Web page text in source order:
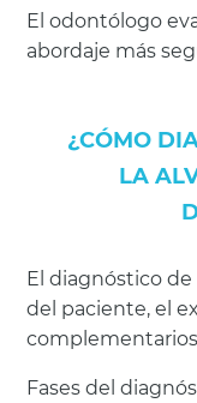
El odontólogo
abordaje más
¿CÓMO
LA
El diagnóstico de
del paciente, el
Fases del